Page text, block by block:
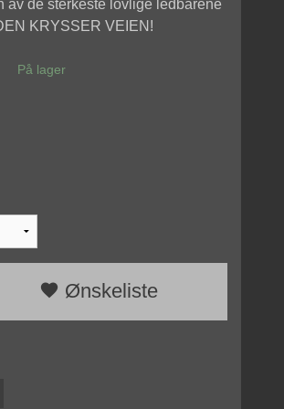
av de sterkeste lovlige ledbarene
KRYSSER VEIEN!
På lager
Ønskeliste